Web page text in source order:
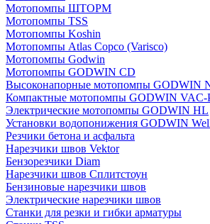
Мотопомпы ШТОРМ
Мотопомпы TSS
Мотопомпы Koshin
Мотопомпы Atlas Copco (Varisco)
Мотопомпы Godwin
Мотопомпы GODWIN CD
Высоконапорные мотопомпы GODWIN
Компактные мотопомпы GODWIN VAC-
Электрические мотопомпы GODWIN HL
Установки водопонижения GODWIN
Резчики бетона и асфальта
Нарезчики швов Vektor
Бензорезчики Diam
Нарезчики швов Сплитстоун
Бензиновые нарезчики швов
Электрические нарезчики швов
Станки для резки и гибки арматуры